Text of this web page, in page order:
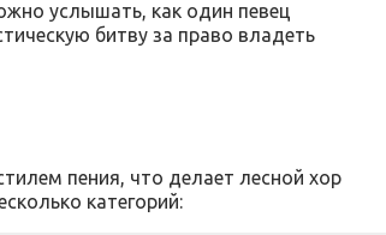
услышать, как один певец
битву за право владеть
пения, что делает лесной хор
категорий: